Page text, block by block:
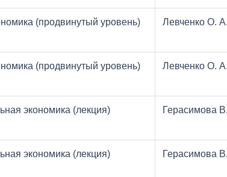
(продвинутый уровень)
Левченко О.
(продвинутый уровень)
Левченко О.
экономика (лекция) Герасимова
экономика (лекция) Герасимова